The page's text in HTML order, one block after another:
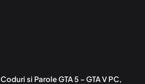
Coduri si Parole GTA 5 – GTA V PC,